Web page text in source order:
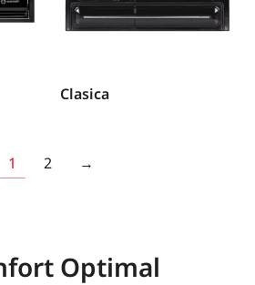
Clasica
1 2 →
Optimal